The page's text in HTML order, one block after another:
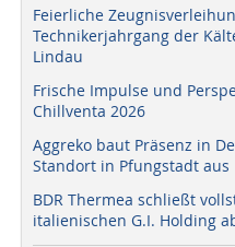
Feierliche
Technikerjahrgang der
Lindau
Frische Impulse und
Chillventa 2026
Aggreko baut Präsenz in
Standort in Pfungstadt aus
BDR Thermea schließt
italienischen G.I. Holding